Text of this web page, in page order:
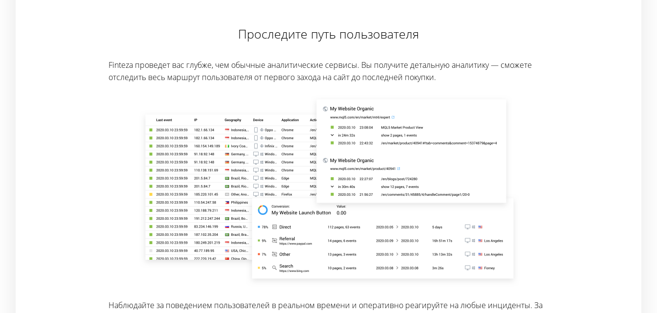
Проследите путь пользователя
Finteza проведет вас глубже, чем обычные аналитические сервисы. Вы получите детальную аналитику — сможете
отследить весь маршрут пользователя от первого захода на сайт до последней покупки.
Наблюдайте за поведением пользователей в реальном времени и оперативно реагируйте на любые инциденты. За